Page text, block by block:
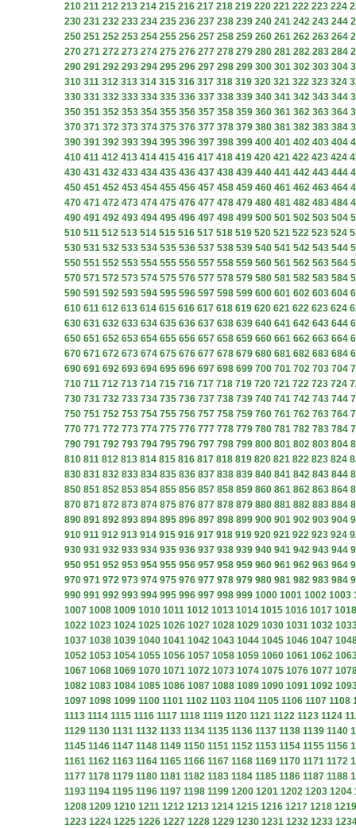
210 211 212 213 214 215 216 217 218 219 220 221 222 223 224
230 231 232 233 234 235 236 237 238 239 240 241 242 243 244
250 251 252 253 254 255 256 257 258 259 260 261 262 263 264
270 271 272 273 274 275 276 277 278 279 280 281 282 283 284
290 291 292 293 294 295 296 297 298 299 300 301 302 303 304
310 311 312 313 314 315 316 317 318 319 320 321 322 323 324
330 331 332 333 334 335 336 337 338 339 340 341 342 343 344
350 351 352 353 354 355 356 357 358 359 360 361 362 363 364
370 371 372 373 374 375 376 377 378 379 380 381 382 383 384
390 391 392 393 394 395 396 397 398 399 400 401 402 403 404
410 411 412 413 414 415 416 417 418 419 420 421 422 423 424
430 431 432 433 434 435 436 437 438 439 440 441 442 443 444
450 451 452 453 454 455 456 457 458 459 460 461 462 463 464
470 471 472 473 474 475 476 477 478 479 480 481 482 483 484
490 491 492 493 494 495 496 497 498 499 500 501 502 503 504
510 511 512 513 514 515 516 517 518 519 520 521 522 523 524
530 531 532 533 534 535 536 537 538 539 540 541 542 543 544
550 551 552 553 554 555 556 557 558 559 560 561 562 563 564
570 571 572 573 574 575 576 577 578 579 580 581 582 583 584
590 591 592 593 594 595 596 597 598 599 600 601 602 603 604
610 611 612 613 614 615 616 617 618 619 620 621 622 623 624
630 631 632 633 634 635 636 637 638 639 640 641 642 643 644
650 651 652 653 654 655 656 657 658 659 660 661 662 663 664
670 671 672 673 674 675 676 677 678 679 680 681 682 683 684
690 691 692 693 694 695 696 697 698 699 700 701 702 703 704
710 711 712 713 714 715 716 717 718 719 720 721 722 723 724
730 731 732 733 734 735 736 737 738 739 740 741 742 743 744
750 751 752 753 754 755 756 757 758 759 760 761 762 763 764
770 771 772 773 774 775 776 777 778 779 780 781 782 783 784
790 791 792 793 794 795 796 797 798 799 800 801 802 803 804
810 811 812 813 814 815 816 817 818 819 820 821 822 823 824
830 831 832 833 834 835 836 837 838 839 840 841 842 843 844
850 851 852 853 854 855 856 857 858 859 860 861 862 863 864
870 871 872 873 874 875 876 877 878 879 880 881 882 883 884
890 891 892 893 894 895 896 897 898 899 900 901 902 903 904
910 911 912 913 914 915 916 917 918 919 920 921 922 923 924
930 931 932 933 934 935 936 937 938 939 940 941 942 943 944
950 951 952 953 954 955 956 957 958 959 960 961 962 963 964
970 971 972 973 974 975 976 977 978 979 980 981 982 983 984
990 991 992 993 994 995 996 997 998 999 1000 1001 1002 1003
1007 1008 1009 1010 1011 1012 1013 1014 1015 1016 1017 1018
1022 1023 1024 1025 1026 1027 1028 1029 1030 1031 1032
1037 1038 1039 1040 1041 1042 1043 1044 1045 1046 1047
1052 1053 1054 1055 1056 1057 1058 1059 1060 1061 1062
1067 1068 1069 1070 1071 1072 1073 1074 1075 1076 1077
1082 1083 1084 1085 1086 1087 1088 1089 1090 1091 1092
1097 1098 1099 1100 1101 1102 1103 1104 1105 1106 1107 1108
1113 1114 1115 1116 1117 1118 1119 1120 1121 1122 1123 1124
1129 1130 1131 1132 1133 1134 1135 1136 1137 1138 1139 1140
1145 1146 1147 1148 1149 1150 1151 1152 1153 1154 1155 1156
1161 1162 1163 1164 1165 1166 1167 1168 1169 1170 1171 1172
1177 1178 1179 1180 1181 1182 1183 1184 1185 1186 1187 1188
1193 1194 1195 1196 1197 1198 1199 1200 1201 1202 1203 1204
1208 1209 1210 1211 1212 1213 1214 1215 1216 1217 1218 1219
1223 1224 1225 1226 1227 1228 1229 1230 1231 1232 1233